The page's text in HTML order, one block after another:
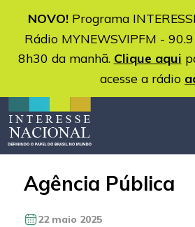
NOVO!Programa
Rádio MYNEWSVIPFM -
8h30 da manhã. Clique aqui
acesse a rádio
Agência Pública
22 maio 2025